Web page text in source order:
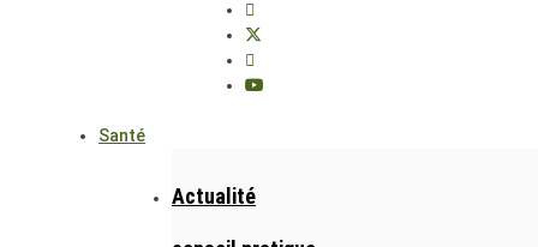
Santé
Actualité